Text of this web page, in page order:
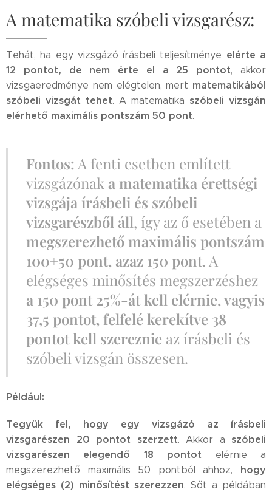
A matematika szóbeli vizsgarész:
Tehát, ha egy vizsgázó írásbeli teljesítménye elérte a
12 pontot, de nem érte el a 25 pontot, akkor
vizsgaeredménye nem elégtelen, mert matematikából
szóbeli vizsgát tehet. A matematika szóbeli vizsgán
elérhető maximális pontszám 50 pont.
Fontos: A fenti esetben említett
vizsgázónak a matematika érettségi
vizsgája írásbeli és szóbeli
vizsgarészből áll, így az ő esetében a
megszerezhető maximális pontszám
100+50 pont, azaz 150 pont. A
elégséges minősítés megszerzéshez
a 150 pont 25%-át kell elérnie, vagyis
37,5 pontot, felfelé kerekítve 38
pontot kell szereznie az írásbeli és
szóbeli vizsgán összesen.
Például:
Tegyük fel, hogy egy vizsgázó az írásbeli
vizsgarészen 20 pontot szerzett. Akkor a szóbeli
vizsgarészen elegendő 18 pontot elérnie a
megszerezhető maximális 50 pontból ahhoz, hogy
elégséges (2) minősítést szerezzen. Sőt a példában